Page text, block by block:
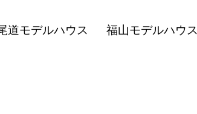
道モデルハウス 福山モデルハウス